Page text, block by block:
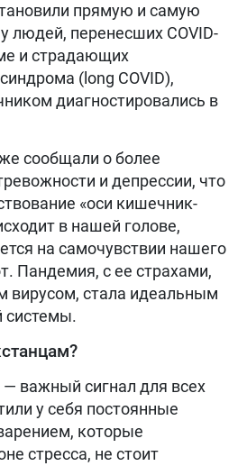
прямую и самую
людей, перенесших COVID-
и страдающих
(long COVID),
диагностировались в
сообщали о более
и депрессии, что
«оси кишечник-
в нашей голове,
на самочувствии нашего
Пандемия, с ее страхами,
вирусом, стала идеальным
системы.
— важный сигнал для всех
у себя постоянные
которые
стресса, не стоит